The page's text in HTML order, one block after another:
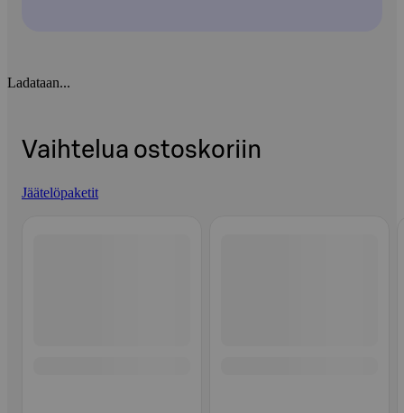
Ladataan...
Vaihtelua ostoskoriin
Jäätelöpaketit